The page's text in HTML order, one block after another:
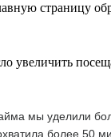
страницу
мы уделили
более 50